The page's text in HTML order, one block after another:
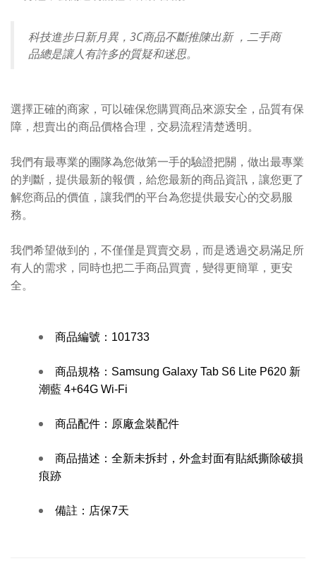
科技進步日新月異，3C商品不斷推陳出新 ，二手商
品總是讓人有許多的質疑和迷思。
選擇正確的商家，可以確保您購買商品來源安全，品質有保
障，想賣出的商品價格合理，交易流程清楚透明。
我們有最專業的團隊為您做第一手的驗證把關，做出最專業
的判斷，提供最新的報價，給您最新的商品資訊，讓您更了
解您商品的價值，讓我們的平台為您提供最安心的交易服
務。
我們希望做到的，不僅僅是買賣交易，而是透過交易滿足所
有人的需求，同時也把二手商品買賣，變得更簡單，更安
全。
商品編號： 101733
商品規格：Samsung Galaxy Tab S6 Lite P620 新
潮藍 4+64G Wi-Fi
商品配件： 原廠盒裝配件
商品描述： 全新未拆封，外盒封面有貼紙撕除破損
痕跡
備註： 店保7天